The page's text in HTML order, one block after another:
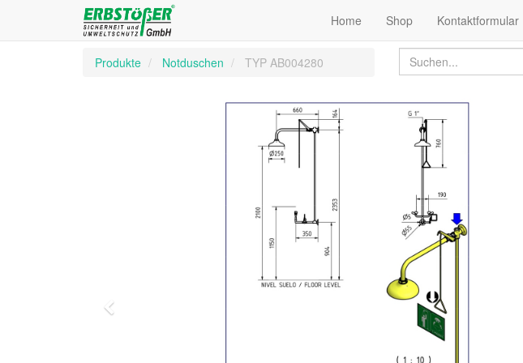
Home Shop Kontaktformular
Produkte Notduschen TYP AB004280